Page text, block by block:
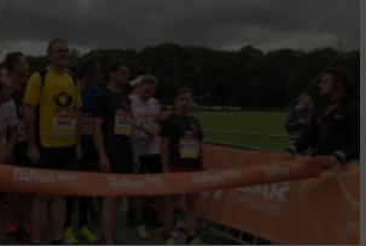
(1 IAB-Anbieter)
folgende Zwecke:
Zugriff auf Informationen
Daten zur Auswahl